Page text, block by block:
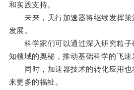
和实践支持。
未来，天行加速器将继续发挥策
发展。
科学家们可以通过深入研究粒子
知领域的奥秘，推动基础科学的飞速
同时，加速器技术的转化应用也
来更多的福祉。